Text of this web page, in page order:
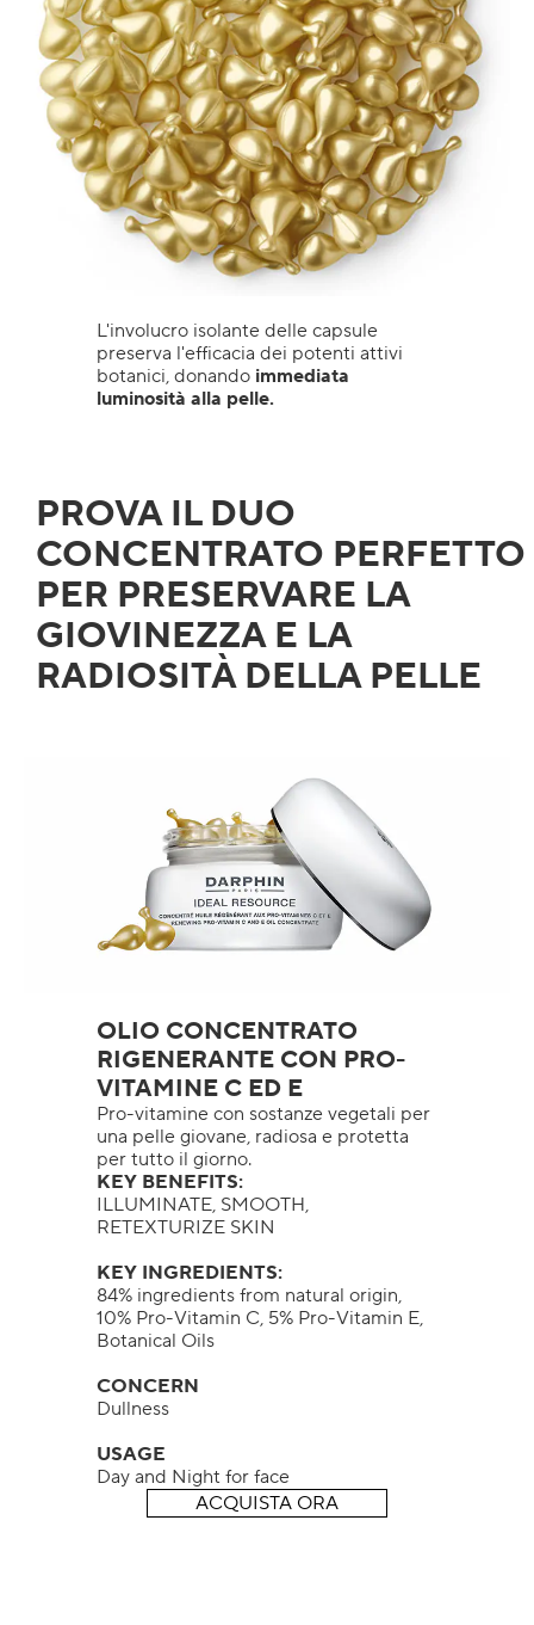
L'involucro isolante delle capsule
preserva l'efficacia dei potenti attivi
botanici, donando immediata
luminosità alla pelle.
PROVA IL DUO
CONCENTRATO PERFETTO
PER PRESERVARE LA
GIOVINEZZA E LA
RADIOSITÀ DELLA PELLE
OLIO CONCENTRATO
RIGENERANTE CON PRO-
VITAMINE C ED E
Pro-vitamine con sostanze vegetali per
una pelle giovane, radiosa e protetta
per tutto il giorno.
KEY BENEFITS:
ILLUMINATE, SMOOTH,
RETEXTURIZE SKIN
KEY INGREDIENTS:
84% ingredients from natural origin,
10% Pro-Vitamin C, 5% Pro-Vitamin E,
Botanical Oils
CONCERN
Dullness
USAGE
Day and Night for face
ACQUISTA ORA